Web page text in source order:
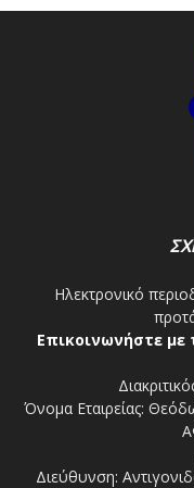
Ηλεκτρονικό
Επικοινωνήστε με
Όνομα Εταιρείας:
Διεύθυνση: